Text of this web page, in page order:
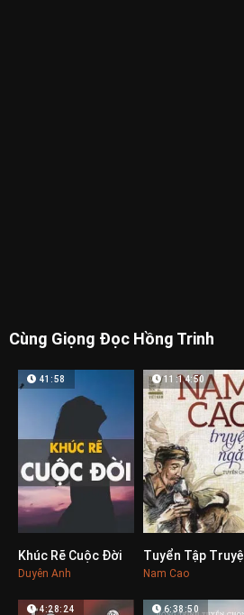
Cùng Giọng Đọc Hồng Trinh
0
41:58
Khúc Rẽ Cuộc Đời
Duyên Anh
11:14:50
Nam Cao
4:28:24 6:38:50